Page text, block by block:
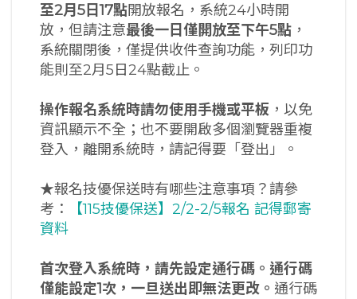
至2月5 日17點開放報名，系統24小時開
放，但請注意最後一日僅開放至下午5點 ，
系統關閉後，僅提供收件查詢功能，列印功
能則至2月5日24點截止。
操作報名系統時請勿使用手機或平板 ，以免
資訊顯示不全；也不要開啟多個瀏覽器重複
登入，離開系統時，請記得要「登出」。
★報名技優保送時有哪些注意事項？請參
考：
【115技優保送】2/2-2/5報名 記得郵寄
資料
首次登入系統時，請先設定通行碼。通行碼
僅能設定1次，一旦送出即無法更改。 通行碼